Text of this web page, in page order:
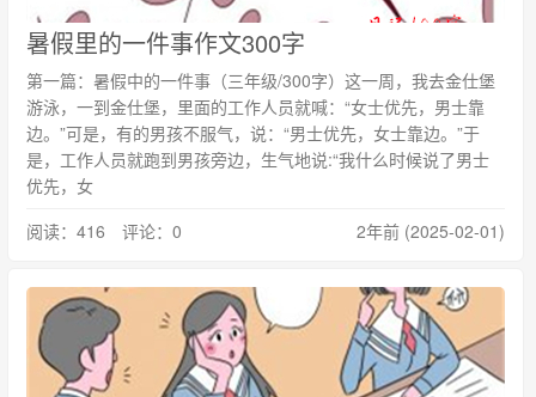
暑假里的一件事作文300字
第一篇：暑假中的一件事（三年级/300字）这一周，我去金仕堡
游泳，一到金仕堡，里面的工作人员就喊：“女士优先，男士靠
边。”可是，有的男孩不服气，说：“男士优先，女士靠边。”于
是，工作人员就跑到男孩旁边，生气地说:“我什么时候说了男士
优先，女
阅读：416 评论：0
2年前 (2025-02-01)